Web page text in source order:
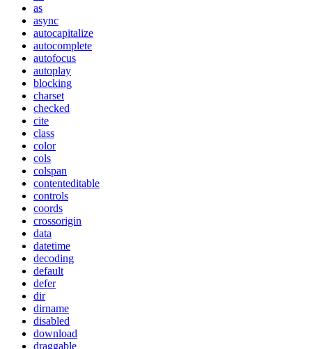
as
async
autocapitalize
autocomplete
autofocus
autoplay
blocking
charset
checked
cite
class
color
cols
colspan
contenteditable
controls
coords
crossorigin
data
datetime
decoding
default
defer
dir
dirname
disabled
download
draggable